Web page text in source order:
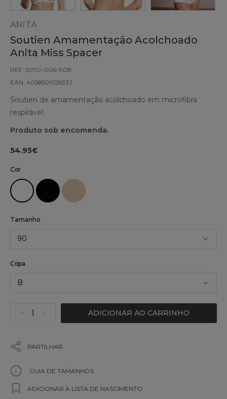
ANITA
Soutien Amamentação Acolchoado
Anita Miss Spacer
REF: 5070-006-90B
EAN: 4058509128332
Soutien de amamentação acolchoado em microfibra
respirável.
Produto sob encomenda.
54.95€
Cor
Tamanho
90
Copa
B
ADICIONAR AO CARRINHO
PARTILHAR
GUIA DE TAMANHOS
ADICIONAR À LISTA DE NASCIMENTO